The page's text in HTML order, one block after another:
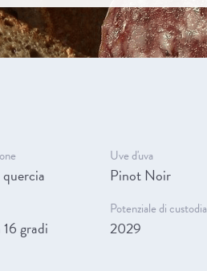
Uve d'uva
Pinot Noir
gradi
Potenziale di custodia
2029